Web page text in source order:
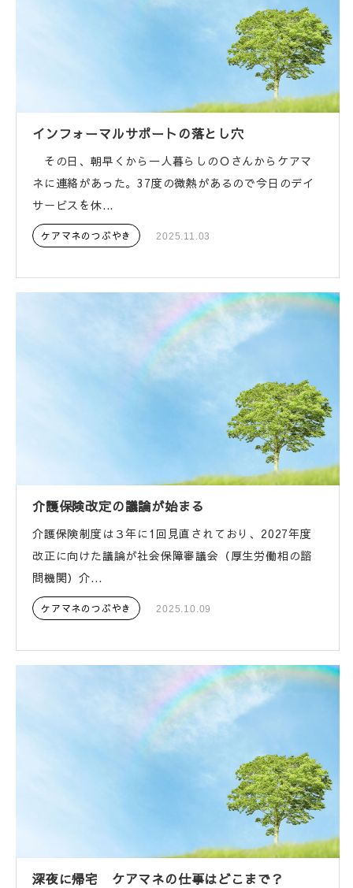
インフォーマルサポートの落とし穴
その日、朝早くから一人暮らしのＯさんからケアマ
ネに連絡があった。37度の微熱があるので今日のデイ
サービスを休...
ケアマネのつぶやき 2025.11.03
介護保険改定の議論が始まる
介護保険制度は３年に1回見直されており、2027年度
改正に向けた議論が社会保障審議会（厚生労働相の諮
問機関）介...
ケアマネのつぶやき 2025.10.09
深夜に帰宅 ケアマネの仕事はどこまで？